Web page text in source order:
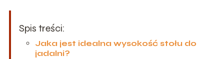
Spis treści:
Jaka jest idealna wysokość stołu do
jadalni?